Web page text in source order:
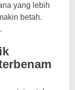
yang lebih
betah.